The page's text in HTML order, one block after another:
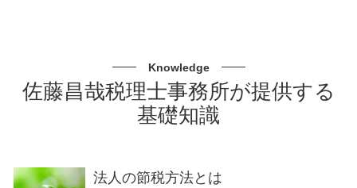
Knowledge
佐藤昌哉税理士事務所が提供する
基礎知識
法人の節税方法とは